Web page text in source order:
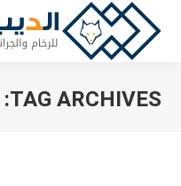
TAG ARCHIVES: